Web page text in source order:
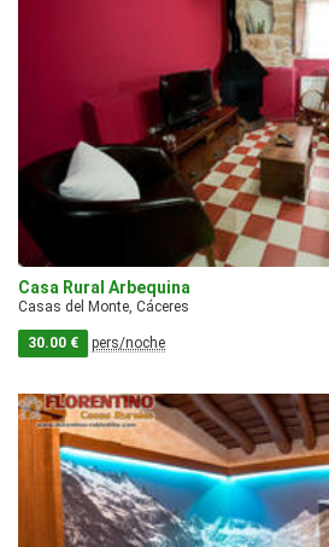
Casa Rural Arbequina
Casas del Monte, Cáceres
30.00 € pers/noche